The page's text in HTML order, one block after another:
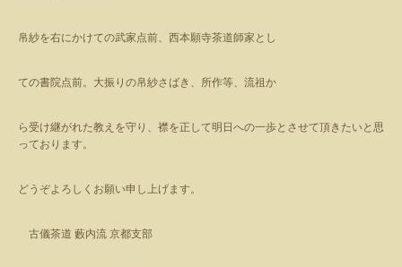
帛紗を右にかけての武家点前、西本願寺茶道師家とし
ての書院点前。大振りの帛紗さばき、所作等、流祖か
ら受け継がれた教えを守り、襟を正して明日への一歩とさせて頂きたいと思
っております。
どうぞよろしくお願い申し上げます。
古儀茶道 藪内流 京都支部